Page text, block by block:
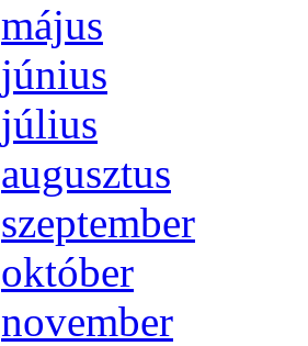
má­jus
jú­ni­us
jú­li­us
au­gusz­tus
szep­tem­ber
ok­tó­ber
no­vem­ber